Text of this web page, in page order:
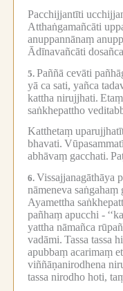
Pacchijjantīti
Atthaṅgamañcāti
anuppannānaṃ
Ādīnavañcāti
5. Paññā cevāti
yā ca sati, yañca
kattha nirujjhati.
saṅkhepattho
Katthetaṃ
bhavati.
abhāvaṃ gacchati.
6. Vissajjanagāthāya
nāmeneva
Ayamettha
pañhaṃ apucchi -
yattha nāmañca
vadāmi. Tassa tassa
apubbaṃ acarimaṃ
viññāṇanirodhena
tassa nirodho hoti,